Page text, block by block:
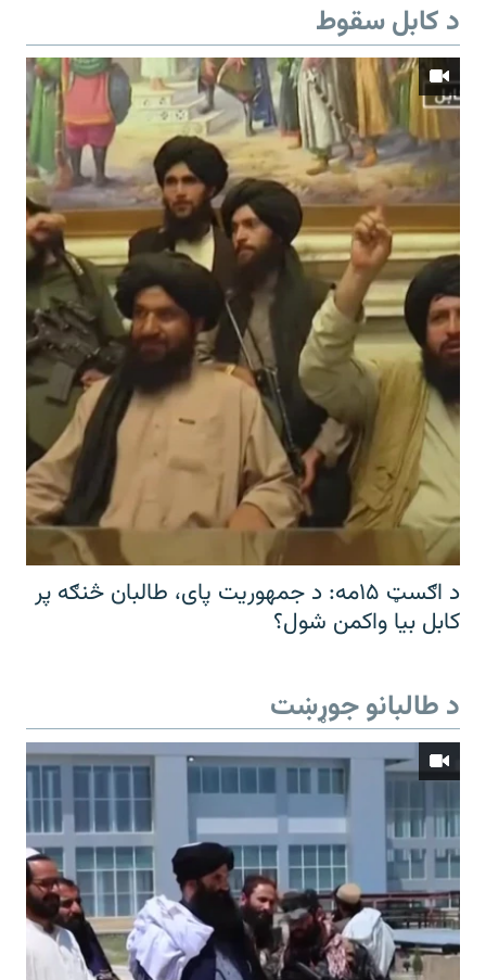
د کابل سقوط
د اګسټ ۱۵مه: د جمهوریت پای، طالبان څنګه پر
کابل بیا واکمن شول؟
د طالبانو جوړښت